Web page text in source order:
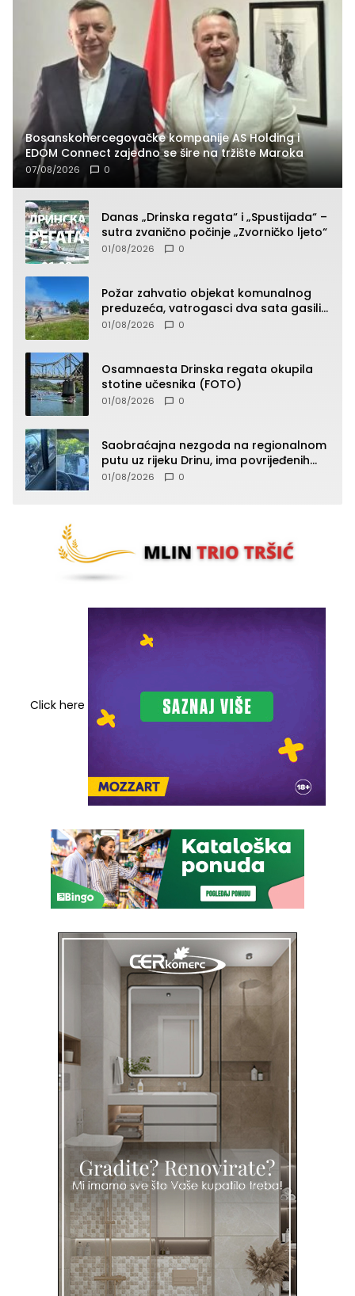
Bosanskohercegovačke kompanije AS Holding i
EDOM Connect zajedno se šire na tržište Maroka
07/08/2026 0
Danas „Drinska regata“ i „Spustijada“ –
sutra zvanično počinje „Zvorničko ljeto“
01/08/2026 0
Požar zahvatio objekat komunalnog
preduzeća, vatrogasci dva sata gasili
vatru (FOTO)
01/08/2026 0
Osamnaesta Drinska regata okupila
stotine učesnika (FOTO)
01/08/2026 0
Saobraćajna nezgoda na regionalnom
putu uz rijeku Drinu, ima povrijeđenih
lica (FOTO)
01/08/2026 0
Click here